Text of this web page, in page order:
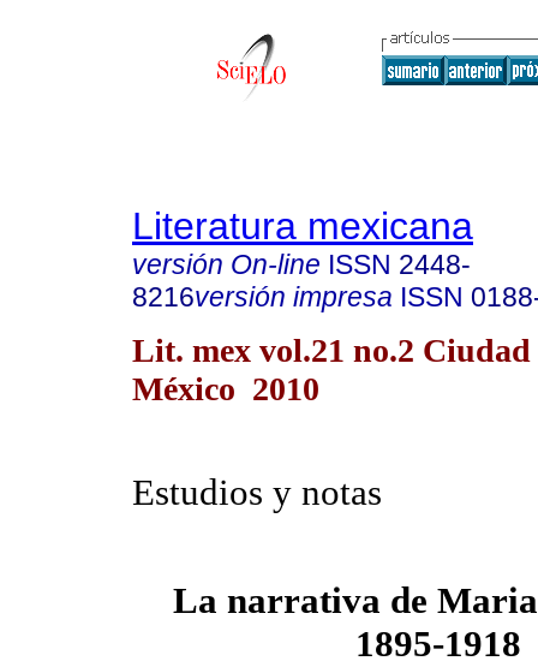
Literatura mexicana
versión On-line ISSN 2448-
8216versión impresa ISSN
Lit. mex vol.21 no.2 Ciudad
México 2010
Estudios y notas
La narrativa de
1895-1918